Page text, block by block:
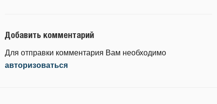
Добавить комментарий
Для отправки комментария Вам необходимо
авторизоваться